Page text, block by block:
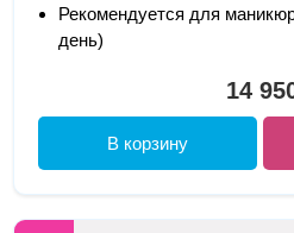
Рекомендуется для
день)
14
В корзину